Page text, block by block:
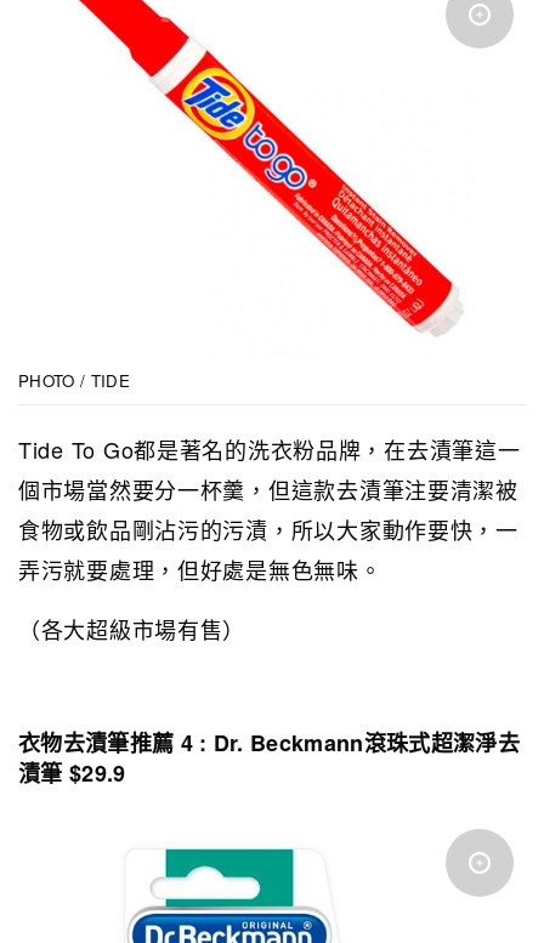
PHOTO / TIDE
Tide To Go都是著名的洗衣粉品牌，在去漬筆這一
個市場當然要分一杯羹，但這款去漬筆注要清潔被
食物或飲品剛沾污的污漬，所以大家動作要快，一
弄污就要處理，但好處是無色無味。
（各大超級市場有售）
衣物去漬筆推薦 4 : Dr. Beckmann滾珠式超潔淨去
漬筆 $29.9